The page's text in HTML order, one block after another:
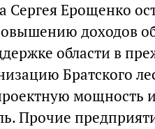
Сергея Ерощенко
доходов
области в
Братского
мощность
Прочие